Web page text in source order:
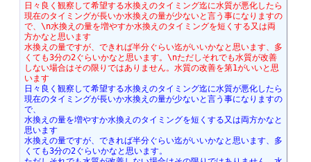
日々良く観察して希望する水換えのタイミング迄に水質が悪化したら
現在のタイミングが長いか水換えの量が少ないと言う事になりますの
で、\n水換えの量を増やすか水換えのタイミングを短くする又は両
方かなと思います
水換えの量ですが、できれば半分ぐらい迄がいいかなと思います、多
くても3分の2ぐらいかなと思います。\nただしそれでも水質が改善
しない場合はその限りではありません。水質の改善を第1がいいと思
います
日々良く観察して希望する水換えのタイミング迄に水質が悪化したら
現在のタイミングが長いか水換えの量が少ないと言う事になりますの
で、
水換えの量を増やすか水換えのタイミングを短くする又は両方かなと
思います
水換えの量ですが、できれば半分ぐらい迄がいいかなと思います、多
くても3分の2ぐらいかなと思います。